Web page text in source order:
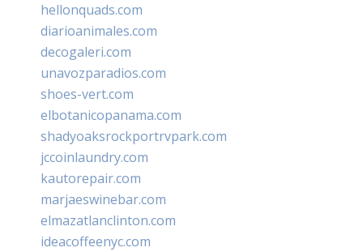
hellonquads.com
diarioanimales.com
decogaleri.com
unavozparadios.com
shoes-vert.com
elbotanicopanama.com
shadyoaksrockportrvpark.com
jccoinlaundry.com
kautorepair.com
marjaeswinebar.com
elmazatlanclinton.com
ideacoffeenyc.com